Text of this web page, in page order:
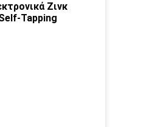
Ζινκ
Tapping